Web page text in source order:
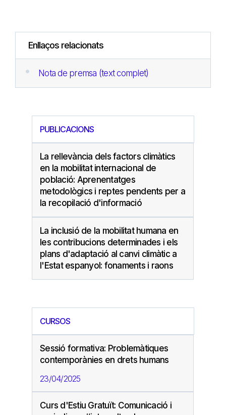
Enllaços relacionats
Nota de premsa (text complet)
PUBLICACIONS
La rellevància dels factors climàtics
en la mobilitat internacional de
població: Aprenentatges
metodològics i reptes pendents per a
la recopilació d'informació
La inclusió de la mobilitat humana en
les contribucions determinades i els
plans d'adaptació al canvi climàtic a
l'Estat espanyol: fonaments i raons
CURSOS
Sessió formativa: Problemàtiques
contemporànies en drets humans
23/04/2025
Curs d'Estiu Gratuït: Comunicació i